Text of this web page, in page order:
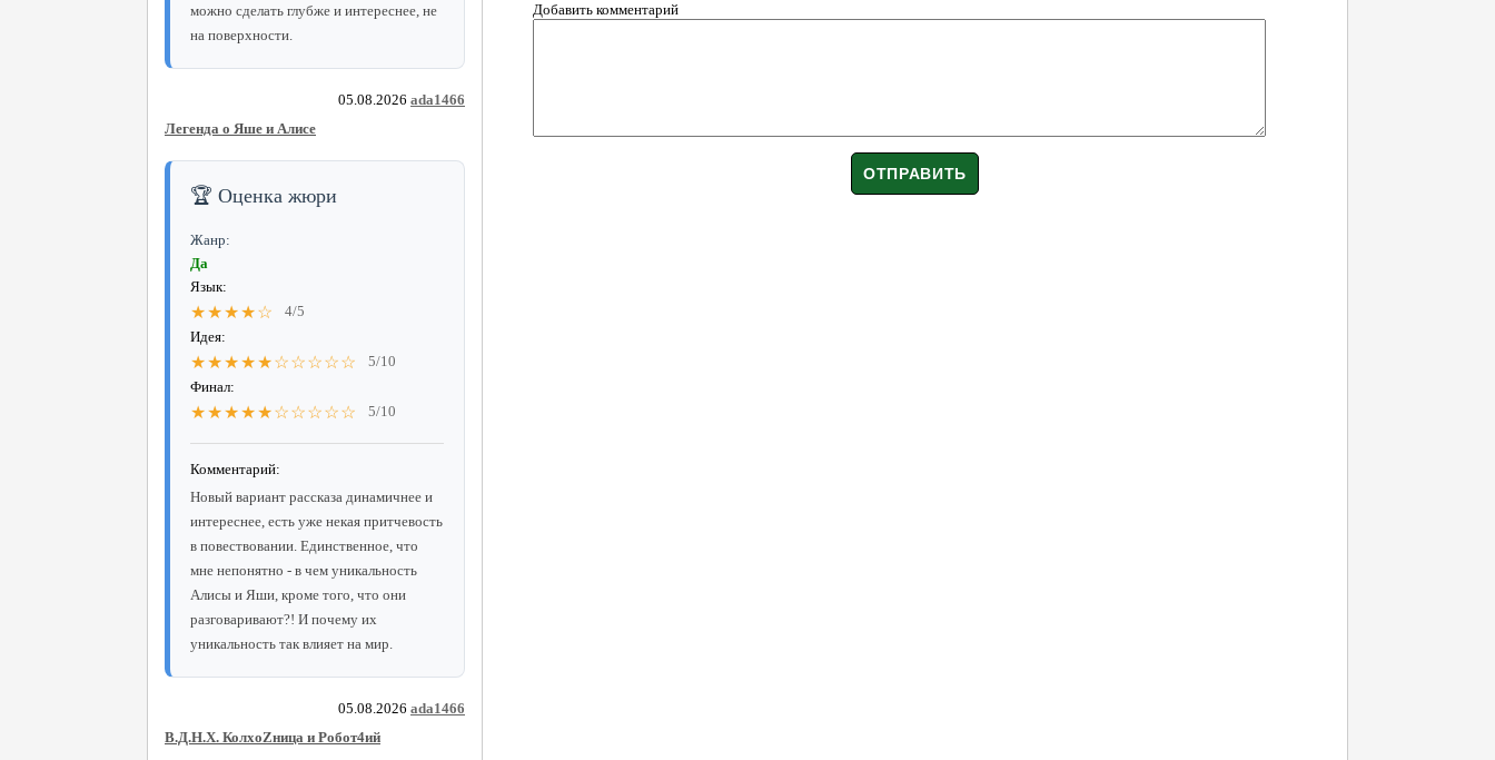
можно сделать глубже и интереснее, не
на поверхности.
05.08.2026 ada1466
Легенда о Яше и Алисе
🏆 Оценка жюри
Жанр:
Да
Язык:
★★★★☆
4/5
Идея:
★★★★★☆☆☆☆☆
5/10
Финал:
★★★★★☆☆☆☆☆ 5/10
Комментарий:
Новый вариант рассказа динамичнее и
интереснее, есть уже некая притчевость
в повествовании. Единственное, что
мне непонятно - в чем уникальность
Алисы и Яши, кроме того, что они
разговаривают?! И почему их
уникальность так влияет на мир.
05.08.2026 ada1466
В.Д.Н.Х. КолхоZница и Робот4ий
Добавить комментарий